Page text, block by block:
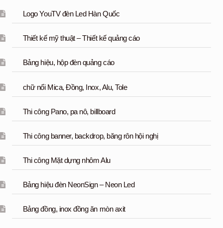
Logo YouTV đèn Led Hàn Quốc
Thiết kế mỹ thuật – Thiết kế quảng cáo
Bảng hiệu, hộp đèn quảng cáo
chữ nổi Mica, Đồng, Inox, Alu, Tole
Thi công Pano, pa nô, billboard
Thi công banner, backdrop, băng rôn hội nghị
Thi công Mặt dựng nhôm Alu
Bảng hiệu đèn NeonSign – Neon Led
Bảng đồng, inox đồng ăn mòn axit